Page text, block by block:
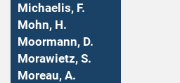
Michaelis, F.
Mohn, H.
Moormann, D.
Morawietz, S.
Moreau, A.